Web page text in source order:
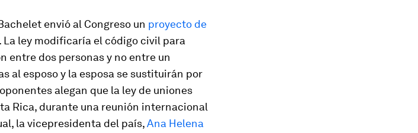
envió al Congreso un proyecto de
La ley modificaría el código civil para
entre dos personas y no entre un
al esposo y la esposa se sustituirán por
alegan que la ley de uniones
Rica, durante una reunión internacional
la vicepresidenta del país,Ana Helena